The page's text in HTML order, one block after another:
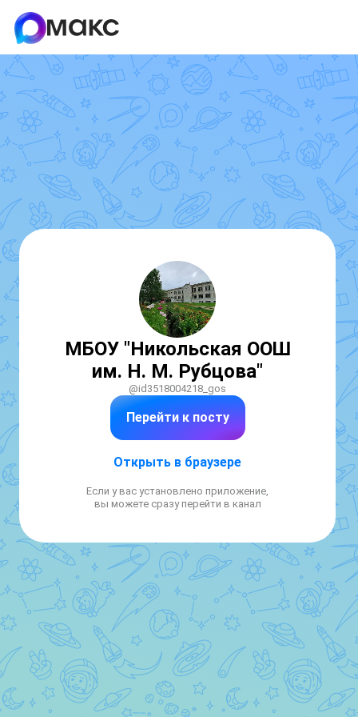
МБОУ "Никольская ООШ
им. Н. М. Рубцова"
@id3518004218_gos
Перейти к посту
Открыть в браузере
Если у вас установлено приложение,
вы можете сразу перейти в канал